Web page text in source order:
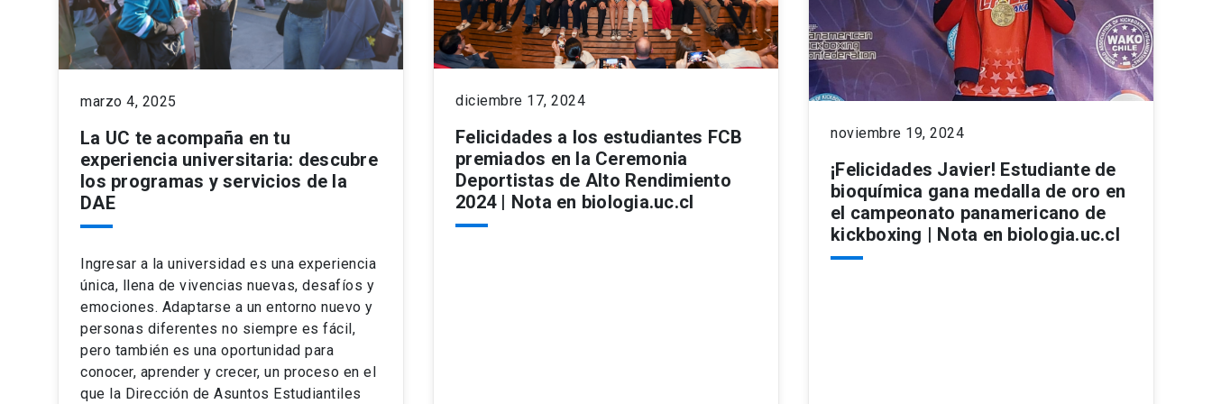
marzo 4, 2025
La UC te acompaña en tu
experiencia universitaria: descubre
los programas y servicios de la
DAE
Ingresar a la universidad es una experiencia
única, llena de vivencias nuevas, desafíos y
emociones. Adaptarse a un entorno nuevo y
personas diferentes no siempre es fácil,
pero también es una oportunidad para
conocer, aprender y crecer, un proceso en el
que la Dirección de Asuntos Estudiantiles
diciembre 17, 2024
Felicidades a los estudiantes FCB
premiados en la Ceremonia
Deportistas de Alto Rendimiento
2024 | Nota en biologia.uc.cl
noviembre 19, 2024
¡Felicidades Javier! Estudiante de
bioquímica gana medalla de oro en
el campeonato panamericano de
kickboxing | Nota en biologia.uc.cl